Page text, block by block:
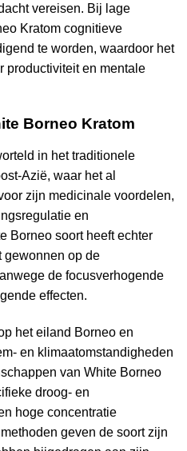
vereisen. Bij lage
Kratom cognitieve
te worden, waardoor het
productiviteit en mentale
Borneo Kratom
in het traditionele
Azië, waar het al
zijn medicinale voordelen,
en
Borneo soort heeft echter
gewonnen op de
de focusverhogende
effecten.
het eiland Borneo en
en klimaatomstandigheden
van White Borneo
droog- en
hoge concentratie
geven de soort zijn